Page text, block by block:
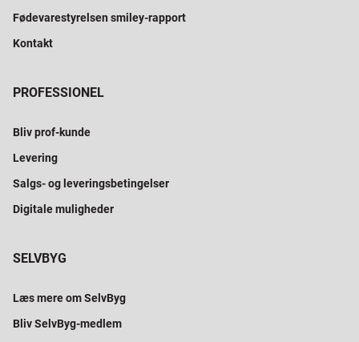
Fødevarestyrelsen smiley-rapport
Kontakt
PROFESSIONEL
Bliv prof-kunde
Levering
Salgs- og leveringsbetingelser
Digitale muligheder
SELVBYG
Læs mere om SelvByg
Bliv SelvByg-medlem